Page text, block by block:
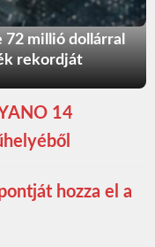
millió dollárral
rekordját
14
hozza el a